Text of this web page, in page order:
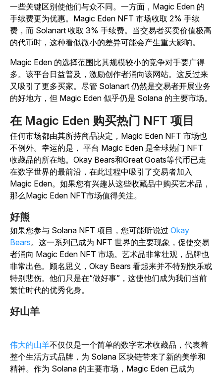
一些关键区别使他们与众不同。一方面，Magic Eden 的
手续费更为优惠。Magic Eden NFT 市场收取 2% 手续
费，而 Solanart 收取 3% 手续费。当交易者买卖价值极高
的代币时，这种看似微小的差异可能会产生重大影响。
Magic Eden 的选择范围比其规模较小的竞争对手要广得
多。该平台日益普及，激励创作者涌向该网站。这反过来
又吸引了更多买家。尽管 Solanart 仍然是交易者开展业务
的好地方，但 Magic Eden 似乎仍是 Solana 的主要市场。
在 Magic Eden 购买热门 NFT 项目
任何市场都由其所持商品决定，Magic Eden NFT 市场也
不例外。幸运的是， 平台 Magic Eden 是全球热门 NFT
收藏品的所在地。Okay Bears和Great Goats等代币已走
在数字世界的最前沿，在此过程中吸引了交易者加入
Magic Eden。如果您有兴趣从这些收藏品中购买艺术品，
那么Magic Eden NFT市场值得关注。
好熊
如果您参与 Solana NFT 项目，您可能听说过 Okay
Bears。这一系列已成为 NFT 世界的主要现象，促使交易
者涌向 Magic Eden NFT 市场。艺术品非常壮观，品牌也
非常出色。顾名思义，Okay Bears 看起来并不特别快乐或
特别悲伤。他们只是在“做好事”，这使他们成为我们当前
繁忙时代的优秀化身。
好山羊
伟大的山羊不仅仅是一个简单的数字艺术收藏品，代表着
整个生活方式品牌，为 Solana 区块链带来了新的美学和
精神。作为 Solana 的主要市场，Magic Eden 已成为